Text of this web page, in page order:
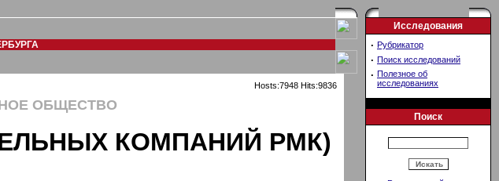
Hosts:7948 Hits:9836
ОБЩЕСТВО
КОМПАНИЙ РМК)
Исследования
· Рубрикатор
· Поиск исследований
· Полезное об
исследованиях
Поиск